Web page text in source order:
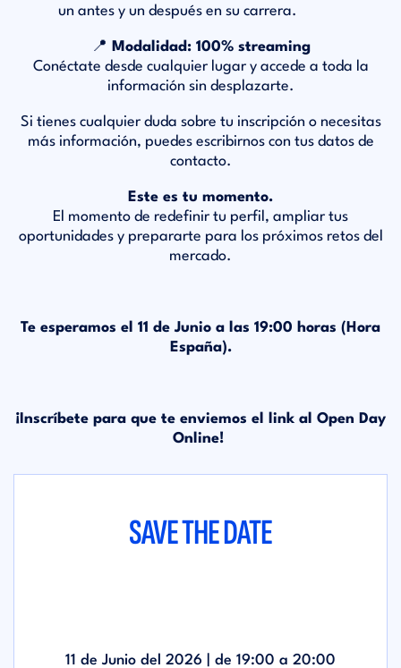
un antes y un después en su carrera.
📍 Modalidad: 100% streaming
Conéctate desde cualquier lugar y accede a toda la
información sin desplazarte.
Si tienes cualquier duda sobre tu inscripción o necesitas
más información, puedes escribirnos con tus datos de
contacto.
Este es tu momento.
El momento de redefinir tu perfil, ampliar tus
oportunidades y prepararte para los próximos retos del
mercado.
Te esperamos el 11 de Junio a las 19:00 horas (Hora
España).
¡Inscríbete para que te enviemos el link al Open Day
Online!
SAVE THE DATE
11 de Junio del 2026 | de 19:00 a 20:00